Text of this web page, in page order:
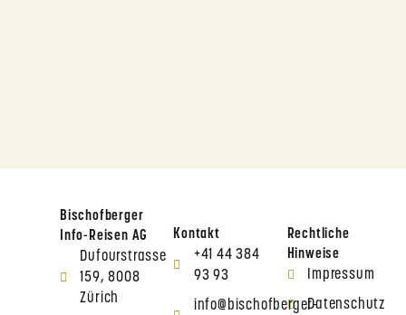
Bischofberger
Info-Reisen AG
Dufourstrasse
159, 8008
Zürich
Kontakt
+41 44 384
93 93
info@bischofberger-
Rechtliche
Hinweise
Impressum
Datenschutz